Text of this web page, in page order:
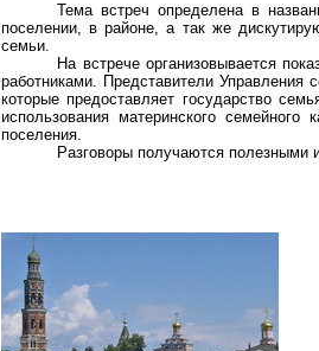
Тема встреч определена в
поселении, в районе, а так же
семьи.
На встрече организовывается
работниками. Представители
которые предоставляет государство
использования материнского
поселения.
Разговоры получаются полезными